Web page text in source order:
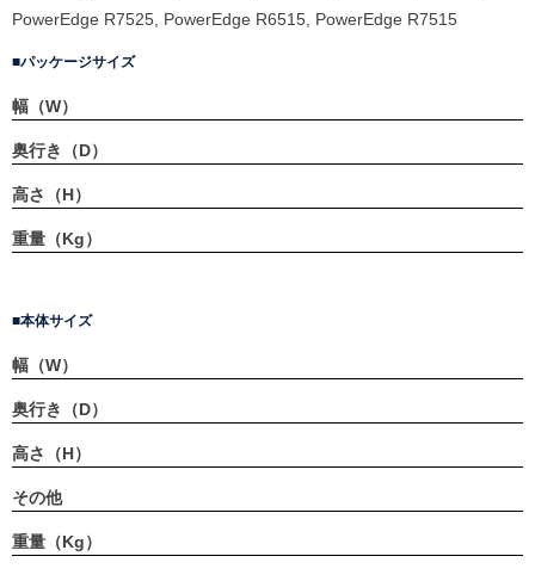
PowerEdge R7525, PowerEdge R6515, PowerEdge R7515
パッケージサイズ
幅（W）
奥行き（D）
高さ（H）
重量（Kg）
本体サイズ
幅（W）
奥行き（D）
高さ（H）
その他
重量（Kg）